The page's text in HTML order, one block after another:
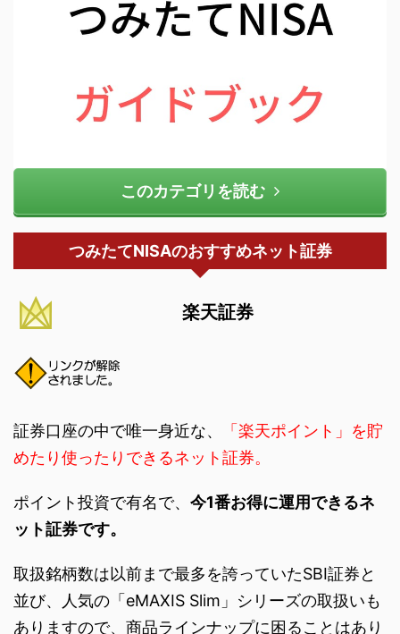
このカテゴリを読む
つみたてNISAのおすすめネット証券
楽天証券
証券口座の中で唯一身近な、
「楽天ポイント」を貯
めたり使ったりできるネット証券。
ポイント投資で有名で、 今1番お得に運用できるネ
ット証券です。
取扱銘柄数は以前まで最多を誇っていたSBI証券と
並び、人気の「eMAXIS Slim」シリーズの取扱いも
ありますので、商品ラインナップに困ることはあり